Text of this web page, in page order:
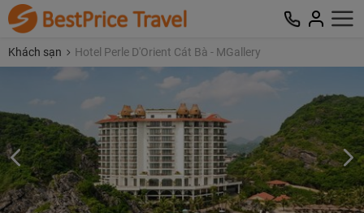
Khách sạn Hotel Perle D'Orient Cát Bà - MGallery